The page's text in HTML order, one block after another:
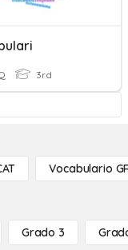
3rd
Vocabulario
Grado 3